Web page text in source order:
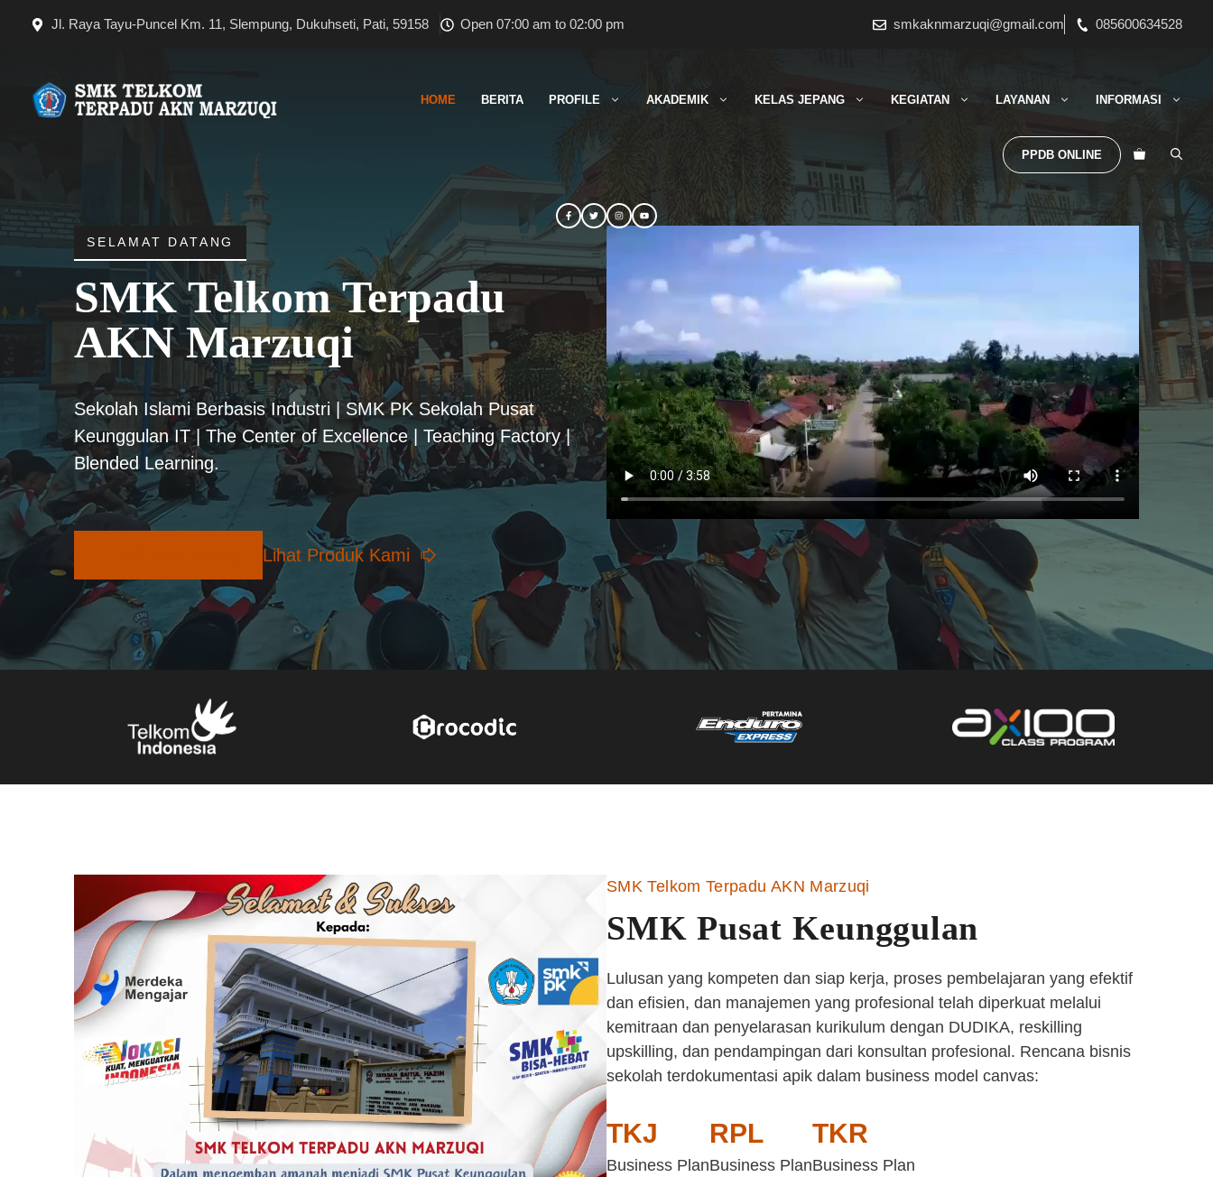
Jl. Raya Tayu-Puncel Km. 11, Slempung, Dukuhseti, Pati, 59158 Open 07:00 am to 02:00 pm smkaknmarzuqi@gmail.com 085600634528
HOME BERITA PROFILE AKADEMIK KELAS JEPANG KEGIATAN LAYANAN INFORMASI
PPDB ONLINE
SELAMAT DATANG
SMK Telkom Terpadu
AKN Marzuqi
Sekolah Islami Berbasis Industri | SMK PK Sekolah Pusat
Keunggulan IT | The Center of Excellence | Teaching Factory |
Blended Learning.
Lihat Produk Kami
SMK Telkom Terpadu AKN Marzuqi
SMK Pusat Keunggulan
Lulusan yang kompeten dan siap kerja, proses pembelajaran yang efektif
dan efisien, dan manajemen yang profesional telah diperkuat melalui
kemitraan dan penyelarasan kurikulum dengan DUDIKA, reskilling
upskilling, dan pendampingan dari konsultan profesional. Rencana bisnis
sekolah terdokumentasi apik dalam business model canvas:
TKJ
Business Plan
RPL
Business Plan
TKR
Business Plan